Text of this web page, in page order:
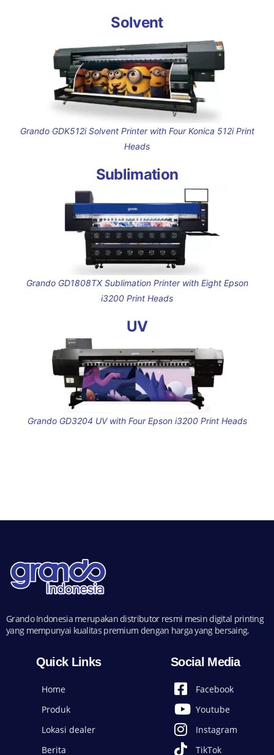
Solvent
Grando GDK512i Solvent Printer with Four Konica 512i Print
Heads
Sublimation
Grando GD1808TX Sublimation Printer with Eight Epson
i3200 Print Heads
UV
Grando GD3204 UV with Four Epson i3200 Print Heads
Grando Indonesia merupakan distributor resmi mesin digital printing
yang mempunyai kualitas premium dengan harga yang bersaing.
Quick Links
Home
Produk
Lokasi dealer
Berita
Social Media
Facebook
Youtube
Instagram
TikTok